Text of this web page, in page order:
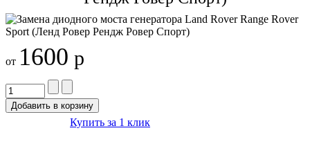
от 1600 р
Купить за 1 клик